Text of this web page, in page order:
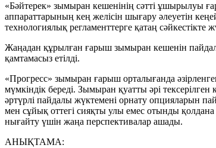
«Бәйтерек» зымыран кешенінің сәтті ұшырылуы
аппараттарының кең желісін шығару әлеуетін
технологиялық регламенттерге қатаң сәйкестікте
Жаңадан құрылған ғарыш зымыран кешенін
қамтамасыз етілді.
«Прогресс» зымыран ғарыш орталығанда
мүмкіндік береді. Зымыран қуатты әрі
әртүрлі пайдалы жүктемені орнату опцияларын
мен сұйық оттегі сияқты улы емес отынды
нығайту үшін жаңа перспективалар ашады.
АНЫҚТАМА: